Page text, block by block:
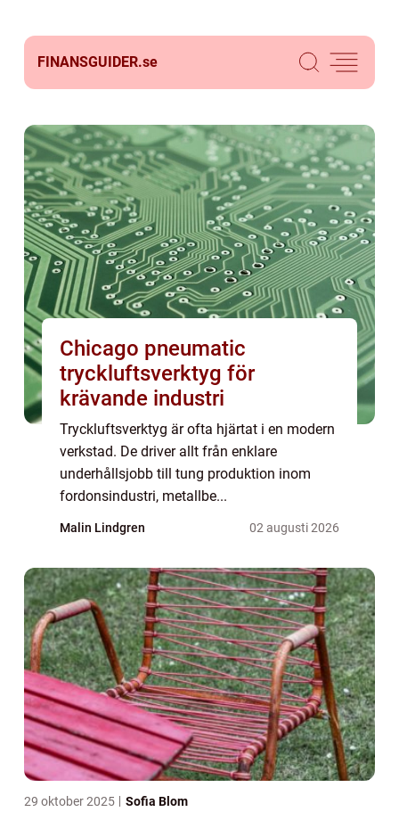
FINANSGUIDER.se
Chicago pneumatic
tryckluftsverktyg för
krävande industri
Tryckluftsverktyg är ofta hjärtat i en modern
verkstad. De driver allt från enklare
underhållsjobb till tung produktion inom
fordonsindustri, metallbe...
Malin Lindgren 02 augusti 2026
29 oktober 2025 Sofia Blom